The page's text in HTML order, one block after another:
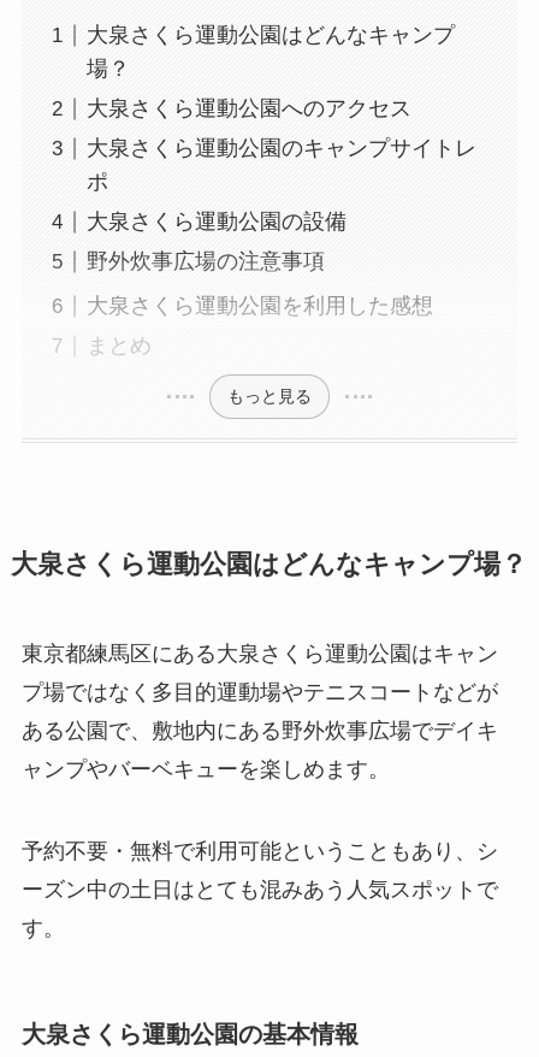
大泉さくら運動公園はどんなキャンプ
場？
大泉さくら運動公園へのアクセス
大泉さくら運動公園のキャンプサイトレ
ポ
大泉さくら運動公園の設備
野外炊事広場の注意事項
大泉さくら運動公園を利用した感想
まとめ
もっと見る
大泉さくら運動公園はどんなキャンプ場？
東京都練馬区にある大泉さくら運動公園はキャン
プ場ではなく多目的運動場やテニスコートなどが
ある公園で、敷地内にある野外炊事広場でデイキ
ャンプやバーベキューを楽しめます。
予約不要・無料で利用可能ということもあり、シ
ーズン中の土日はとても混みあう人気スポットで
す。
大泉さくら運動公園の基本情報